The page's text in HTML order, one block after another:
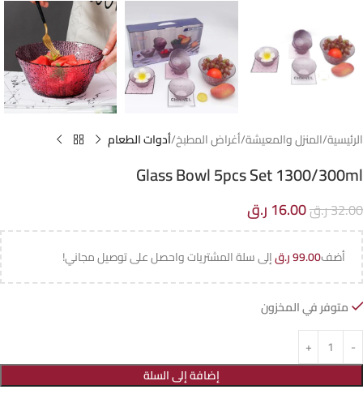
الرئيسية المنزل والمعيشة أغراض المطبخ أدوات الطعام
Glass Bowl 5pcs Set 1300/300ml
32.00ر.ق16.00 ر.ق
أضف99.00ر.قإلى سلة المشتريات واحصل على توصيل مجاني!
متوفر في المخزون
إضافة إلى السلة